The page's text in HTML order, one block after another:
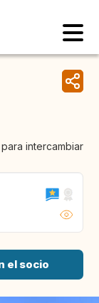
intercambiar
el socio